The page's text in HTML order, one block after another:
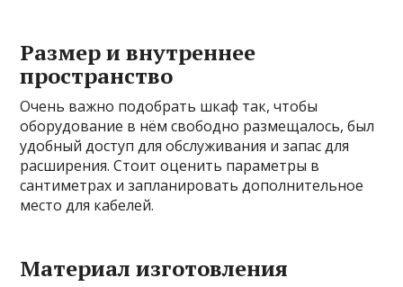
Размер и внутреннее
пространство
Очень важно подобрать шкаф так, чтобы
оборудование в нём свободно размещалось, был
удобный доступ для обслуживания и запас для
расширения. Стоит оценить параметры в
сантиметрах и запланировать дополнительное
место для кабелей.
Материал изготовления